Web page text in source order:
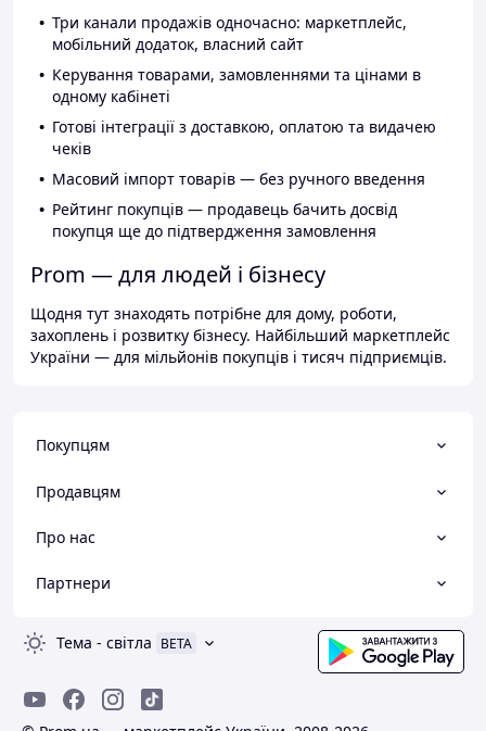
Три канали продажів одночасно: маркетплейс,
мобільний додаток, власний сайт
Керування товарами, замовленнями та цінами в
одному кабінеті
Готові інтеграції з доставкою, оплатою та видачею
чеків
Масовий імпорт товарів — без ручного введення
Рейтинг покупців — продавець бачить досвід
покупця ще до підтвердження замовлення
Prom — для людей і бізнесу
Щодня тут знаходять потрібне для дому, роботи,
захоплень і розвитку бізнесу. Найбільший маркетплейс
України — для мільйонів покупців і тисяч підприємців.
Покупцям
Продавцям
Про нас
Партнери
Тема - світла BETA